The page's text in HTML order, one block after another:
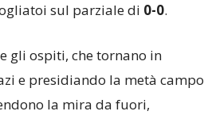
sul parziale di 0-0.
gli ospiti, che tornano in
e presidiando la metà campo
la mira da fuori,